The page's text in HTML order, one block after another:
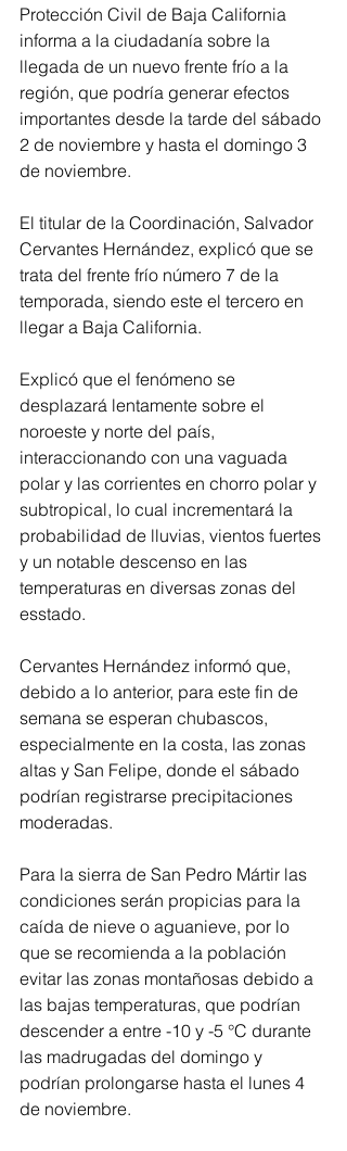
Protección Civil de Baja California
informa a la ciudadanía sobre la
llegada de un nuevo frente frío a la
región, que podría generar efectos
importantes desde la tarde del sábado
2 de noviembre y hasta el domingo 3
de noviembre.
El titular de la Coordinación, Salvador
Cervantes Hernández, explicó que se
trata del frente frío número 7 de la
temporada, siendo este el tercero en
llegar a Baja California.
Explicó que el fenómeno se
desplazará lentamente sobre el
noroeste y norte del país,
interaccionando con una vaguada
polar y las corrientes en chorro polar y
subtropical, lo cual incrementará la
probabilidad de lluvias, vientos fuertes
y un notable descenso en las
temperaturas en diversas zonas del
esstado.
Cervantes Hernández informó que,
debido a lo anterior, para este fin de
semana se esperan chubascos,
especialmente en la costa, las zonas
altas y San Felipe, donde el sábado
podrían registrarse precipitaciones
moderadas.
Para la sierra de San Pedro Mártir las
condiciones serán propicias para la
caída de nieve o aguanieve, por lo
que se recomienda a la población
evitar las zonas montañosas debido a
las bajas temperaturas, que podrían
descender a entre -10 y -5 °C durante
las madrugadas del domingo y
podrían prolongarse hasta el lunes 4
de noviembre.